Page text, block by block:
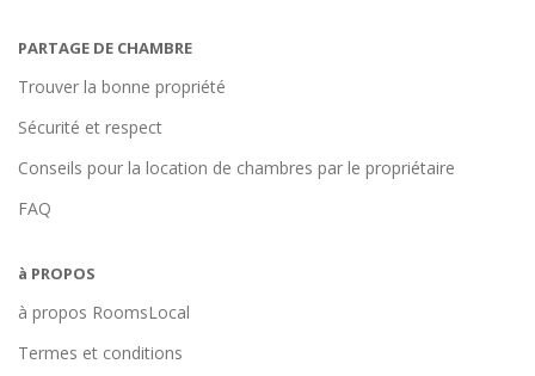
PARTAGE DE CHAMBRE
Trouver la bonne propriété
Sécurité et respect
Conseils pour la location de chambres par le propriétaire
FAQ
à PROPOS
à propos RoomsLocal
Termes et conditions